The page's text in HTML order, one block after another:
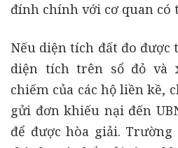
đính chính với cơ quan có
Nếu diện tích đất đo
diện tích trên sổ đỏ và
chiếm của các hộ liền kề,
gửi đơn khiếu nại đến
để được hòa giải.